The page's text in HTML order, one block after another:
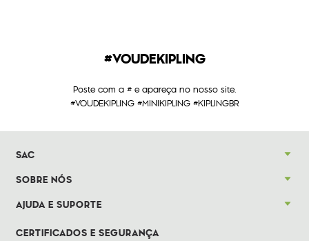
#VOUDEKIPLING
Poste com a # e apareça no nosso site.
#VOUDEKIPLING #MINIKIPLING #KIPLINGBR
SAC
SOBRE NÓS
AJUDA E SUPORTE
CERTIFICADOS E SEGURANÇA